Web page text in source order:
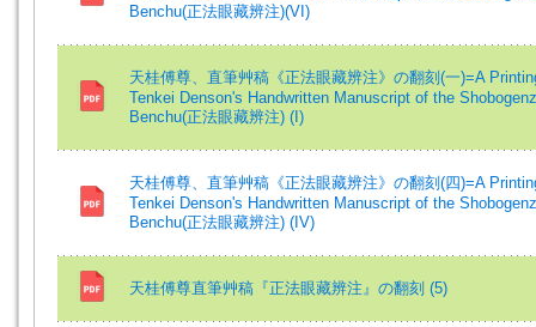
Benchu(正法眼藏辨注)(VI)
天桂傅尊、直筆艸稿《正法眼藏辨注》の翻刻(一)=A
Tenkei Denson's Handwritten Manuscript of the
Benchu(正法眼藏辨注) (I)
天桂傅尊、直筆艸稿《正法眼藏辨注》の翻刻(四)=A
Tenkei Denson's Handwritten Manuscript of the
Benchu(正法眼藏辨注) (IV)
天桂傅尊直筆艸稿『正法眼藏辨注』の翻刻 (5)